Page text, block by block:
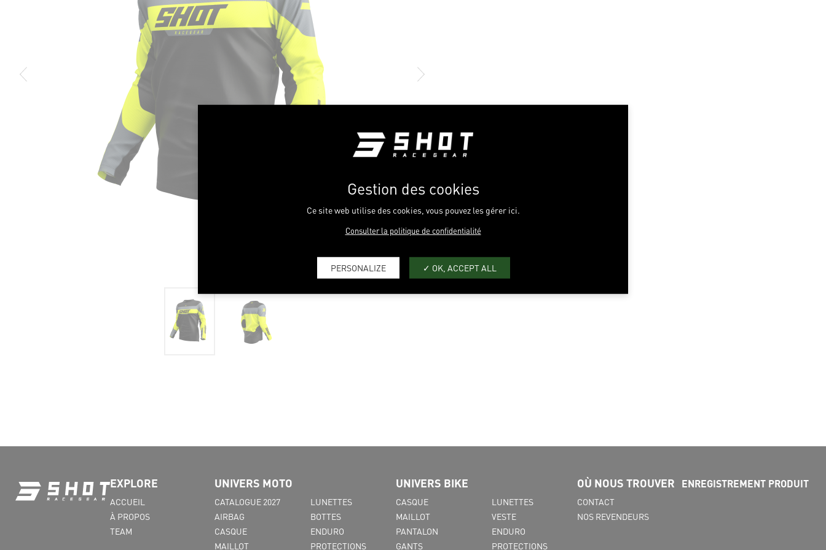
EXPLORE
ACCUEIL
À PROPOS
TEAM
UNIVERS MOTO
CATALOGUE 2027
AIRBAG
CASQUE
MAILLOT
LUNETTES
BOTTES
ENDURO
PROTECTIONS
UNIVERS BIKE
CASQUE
MAILLOT
PANTALON
GANTS
LUNETTES
VESTE
ENDURO
PROTECTIONS
OÙ NOUS TROUVER
CONTACT
NOS REVENDEURS
ENREGISTREMENT PRODUIT
Gestion des cookies
Ce site web utilise des cookies, vous pouvez les gérer ici.
Consulter la politique de confidentialité
PERSONALIZE OK, ACCEPT ALL